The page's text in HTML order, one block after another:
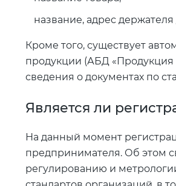
название, адрес держателя
Кроме того, существует
продукции (АБД «Продукция
сведения о документах по
Является ли
На данный момент
предпринимателя. Об этом
регулированию и